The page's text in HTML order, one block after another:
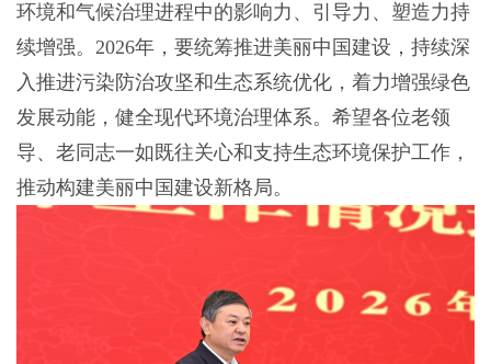
环境和气候治理进程中的影响力、引导力、塑造力持
续增强。2026年，要统筹推进美丽中国建设，持续深
入推进污染防治攻坚和生态系统优化，着力增强绿色
发展动能，健全现代环境治理体系。希望各位老领
导、老同志一如既往关心和支持生态环境保护工作，
推动构建美丽中国建设新格局。